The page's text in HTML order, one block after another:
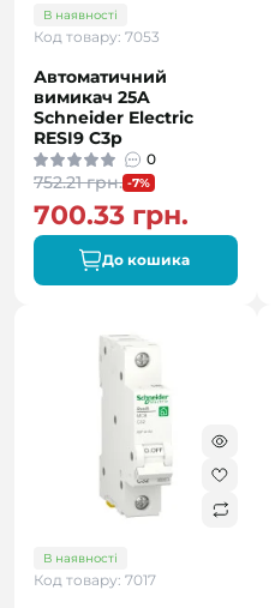
В наявності
Код товару: 7053
Автоматичний
вимикач 25A
Schneider Electric
RESI9 C3р
0
752.21 грн. -7%
700.33 грн.
До кошика
В наявності
Код товару: 7017